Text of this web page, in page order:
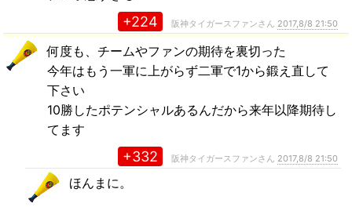
+224 阪神タイガースファンさん 2017,8/8 21:50
何度も、チームやファンの期待を裏切った
今年はもう一軍に上がらず二軍で1から鍛え直して
下さい
10勝したポテンシャルあるんだから来年以降期待し
てます
+332 阪神タイガースファンさん 2017,8/8 21:50
ほんまに。